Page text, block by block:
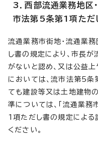
3．西部流通業務地区
市法第5条第1項ただ
流通業務市街地・流通業
し書の規定により、市長
がないと認め、又は公益
においては、流市法第5条
ても建設等又は土地建物
準については、「流通業
1項ただし書の規定による
ください。